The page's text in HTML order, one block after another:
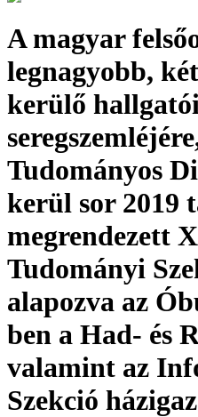
A magyar
legnagyobb,
kerülő
Tudományos
kerül sor 2019
megrendezett
Tudományi
alapozva az
ben a Had- és
valamint az
Szekció